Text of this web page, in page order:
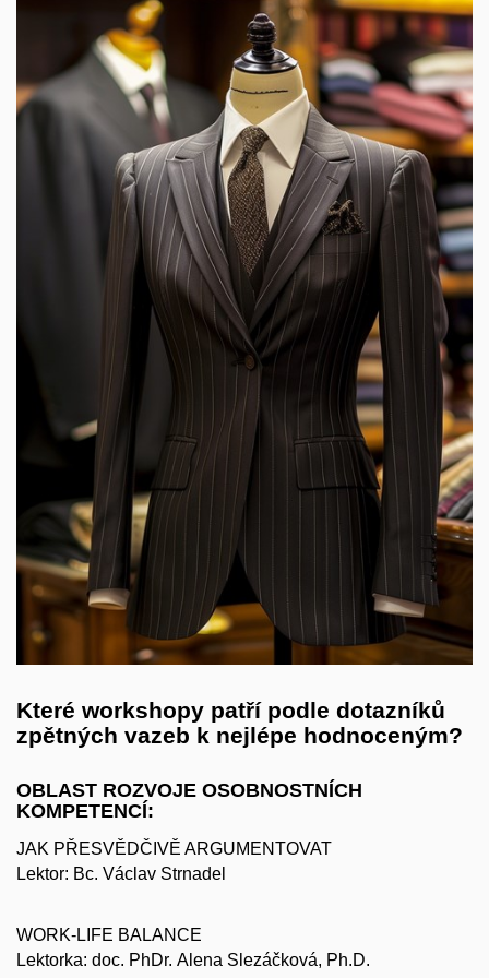
Které workshopy patří podle dotazníků
zpětných vazeb k nejlépe hodnoceným?
OBLAST ROZVOJE OSOBNOSTNÍCH
KOMPETENCÍ:
JAK PŘESVĚDČIVĚ ARGUMENTOVAT
Lektor: Bc. Václav Strnadel
WORK-LIFE BALANCE
Lektorka: doc. PhDr. Alena Slezáčková, Ph.D.